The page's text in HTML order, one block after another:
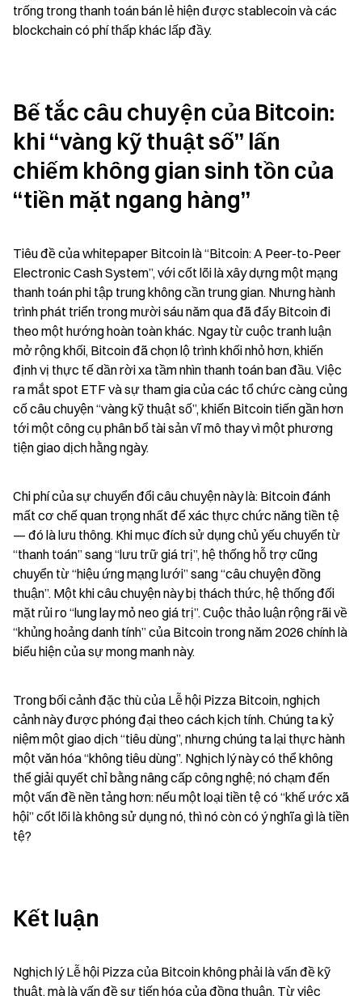
trống trong thanh toán bán lẻ hiện được stablecoin và các
blockchain có phí thấp khác lấp đầy.
Bế tắc câu chuyện của Bitcoin:
khi “vàng kỹ thuật số” lấn
chiếm không gian sinh tồn của
“tiền mặt ngang hàng”
Tiêu đề của whitepaper Bitcoin là “Bitcoin: A Peer-to-Peer
Electronic Cash System”, với cốt lõi là xây dựng một mạng
thanh toán phi tập trung không cần trung gian. Nhưng hành
trình phát triển trong mười sáu năm qua đã đẩy Bitcoin đi
theo một hướng hoàn toàn khác. Ngay từ cuộc tranh luận
mở rộng khối, Bitcoin đã chọn lộ trình khối nhỏ hơn, khiến
định vị thực tế dần rời xa tầm nhìn thanh toán ban đầu. Việc
ra mắt spot ETF và sự tham gia của các tổ chức càng củng
cố câu chuyện “vàng kỹ thuật số”, khiến Bitcoin tiến gần hơn
tới một công cụ phân bổ tài sản vĩ mô thay vì một phương
tiện giao dịch hằng ngày.
Chi phí của sự chuyển đổi câu chuyện này là: Bitcoin đánh
mất cơ chế quan trọng nhất để xác thực chức năng tiền tệ
— đó là lưu thông. Khi mục đích sử dụng chủ yếu chuyển từ
“thanh toán” sang “lưu trữ giá trị”, hệ thống hỗ trợ cũng
chuyển từ “hiệu ứng mạng lưới” sang “câu chuyện đồng
thuận”. Một khi câu chuyện này bị thách thức, hệ thống đối
mặt rủi ro “lung lay mỏ neo giá trị”. Cuộc thảo luận rộng rãi về
“khủng hoảng danh tính” của Bitcoin trong năm 2026 chính là
biểu hiện của sự mong manh này.
Trong bối cảnh đặc thù của Lễ hội Pizza Bitcoin, nghịch
cảnh này được phóng đại theo cách kịch tính. Chúng ta kỷ
niệm một giao dịch “tiêu dùng”, nhưng chúng ta lại thực hành
một văn hóa “không tiêu dùng”. Nghịch lý này có thể không
thể giải quyết chỉ bằng nâng cấp công nghệ; nó chạm đến
một vấn đề nền tảng hơn: nếu một loại tiền tệ có “khế ước xã
hội” cốt lõi là không sử dụng nó, thì nó còn có ý nghĩa gì là tiền
tệ?
Kết luận
Nghịch lý Lễ hội Pizza của Bitcoin không phải là vấn đề kỹ
thuật, mà là vấn đề sự tiến hóa của đồng thuận. Từ việc